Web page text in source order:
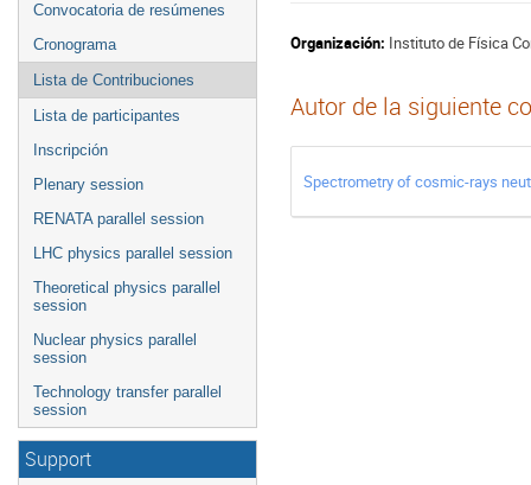
Convocatoria de resúmenes
Cronograma
Lista de Contribuciones
Lista de participantes
Inscripción
Plenary session
RENATA parallel session
LHC physics parallel session
Theoretical physics parallel
session
Nuclear physics parallel
session
Technology transfer parallel
session
Support
Organización: Instituto de Física
Autor de la siguiente
Spectrometry of cosmic-rays